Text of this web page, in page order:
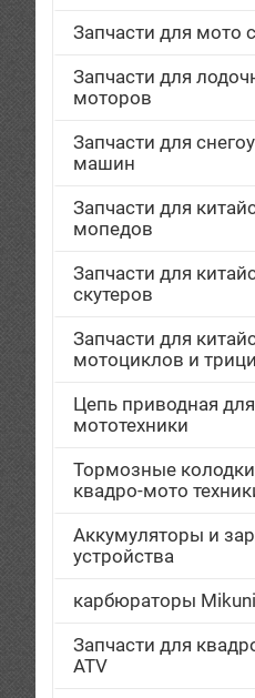
Запчасти для мото
Запчасти для
моторов
Запчасти для
машин
Запчасти для
мопедов
Запчасти для
скутеров
Запчасти для
мотоциклов и
Цепь приводная для
мототехники
Тормозные
квадро-мото
Аккумуляторы и
устройства
карбюраторы Mikuni
Запчасти для
ATV